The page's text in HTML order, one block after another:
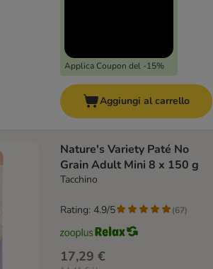
Applica Coupon del -15%
Aggiungi al carrello
Nature's Variety Paté No
Grain Adult Mini 8 x 150 g
Tacchino
17,29 €
Rating: 4.9/5 (67)